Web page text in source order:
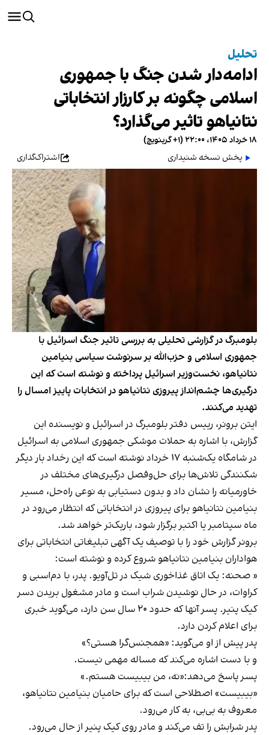
تحلیل
ادامه‌دار شدن جنگ با جمهوری
اسلامی چگونه بر کارزار انتخاباتی
نتانیاهو تاثیر می‌گذارد؟
۱۸ خرداد ۱۴۰۵، ۲۲:۰۰ (‎+۱ گرینویچ)
پخش نسخه شنیداری
اشتراک‌گذاری
بلومبرگ در گزارشی تحلیلی به بررسی تاثیر جنگ اسرائیل با
جمهوری اسلامی و حزب‌الله بر سرنوشت سیاسی بنیامین
نتانیاهو، نخست‌وزیر اسرائیل پرداخته و نوشته است که این
درگیری‌ها چشم‌انداز پیروزی نتانیاهو در انتخابات پاییز امسال را
تهدید می‌کنند.
ایتن برونر، رییس دفتر بلومبرگ در اسرائیل و نویسنده این
گزارش، با اشاره به حملات موشکی جمهوری اسلامی به اسرائیل
در شامگاه یک‌شنبه ۱۷ خرداد نوشته است که این رخداد بار دیگر
شکنندگی تلاش‌ها برای حل‌وفصل درگیری‌های مختلف در
خاورمیانه را نشان داد و بدون دستیابی به نوعی راه‌حل، مسیر
بنیامین نتانیاهو برای پیروزی در انتخاباتی که انتظار می‌رود در
ماه سپتامبر یا اکتبر برگزار شود، باریک‌تر خواهد شد.
برونر گزارش خود را با توصیف یک آگهی تبلیغاتی انتخاباتی برای
هواداران بنیامین نتانیاهو شروع کرده و نوشته است:
« صحنه: یک اتاق غذاخوری شیک در تل‌آویو. پدر، با دم‌اسبی و
کراوات، در حال نوشیدن شراب است و مادر مشغول بریدن دسر
کیک پنیر. پسر آنها که حدود ۲۰ سال سن دارد، می‌گوید خبری
برای اعلام کردن دارد.
پدر پیش از او می‌گوید: «همجنس‌گرا هستی؟»
و با دست اشاره می‌کند که مساله مهمی نیست.
پسر پاسخ می‌دهد:«نه، من بیبیست هستم.»
«بیبیست» اصطلاحی است که برای حامیان بنیامین نتانیاهو،
معروف به بی‌بی، به کار می‌رود.
پدر شرابش را تف می‌کند و مادر روی کیک پنیر از حال می‌رود.